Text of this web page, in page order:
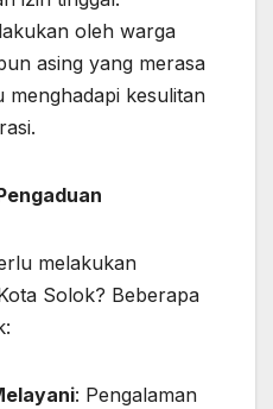
oleh warga
asing yang merasa
kesulitan
melakukan
Solok? Beberapa
: Pengalaman